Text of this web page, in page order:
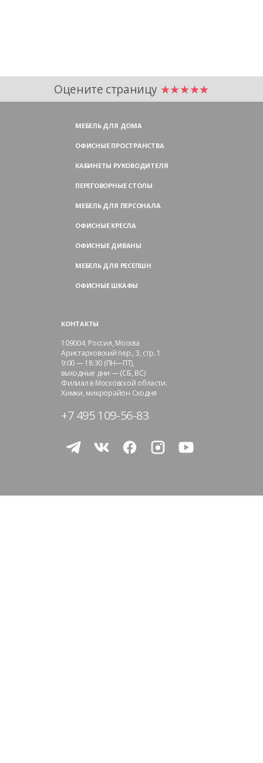
Оцените страницу ★★★★★
МЕБЕЛЬ ДЛЯ ДОМА
ОФИСНЫЕ ПРОСТРАНСТВА
КАБИНЕТЫ РУКОВОДИТЕЛЯ
ПЕРЕГОВОРНЫЕ СТОЛЫ
МЕБЕЛЬ ДЛЯ ПЕРСОНАЛА
ОФИСНЫЕ КРЕСЛА
ОФИСНЫЕ ДИВАНЫ
МЕБЕЛЬ ДЛЯ РЕСЕПШН
ОФИСНЫЕ ШКАФЫ
КОНТАКТЫ
109004, Россия, Москва
Аристарховский пер., 3, стр. 1
9:00 — 18:30 (ПН—ПТ),
выходные дни — (СБ, ВС)
Филиал в Московской области:
Химки, микрорайон Сходня
+7 495 109-56-83